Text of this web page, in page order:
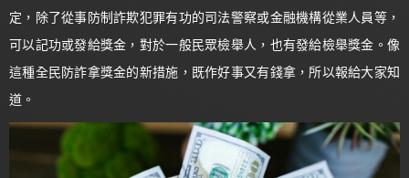
定，除了從事防制詐欺犯罪有功的司法警察或金融機構從業人員等，
可以記功或發給獎金，對於一般民眾檢舉人，也有發給檢舉獎金。像
這種全民防詐拿獎金的新措施，既作好事又有錢拿，所以報給大家知
道。